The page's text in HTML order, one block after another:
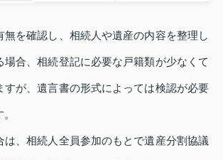
無を確認し、相続人や遺産の内容を整理し
場合、相続登記に必要な戸籍類が少なくて
すが、遺言書の形式によっては検認が必要
は、相続人全員参加のもとで遺産分割協議